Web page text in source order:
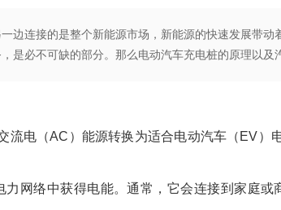
边连接的是整个新能源市场，新能源的快速发展带
是必不可缺的部分。那么电动汽车充电桩的原理以及
流电（AC ）能源转换为适合电动汽车（ EV）
力网络中获得电能。通常，它会连接到家庭